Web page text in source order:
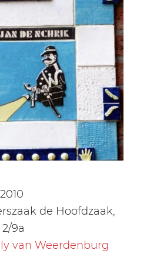
de Hoofdzaak,
9a
van Weerdenburg